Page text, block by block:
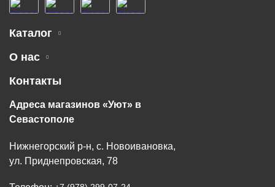
Каталог
О нас
Контакты
Адреса магазинов «Уют» в
Севастополе
Нижнегорский р-н, с. Новоивановка,
ул. Приднепровская, 78